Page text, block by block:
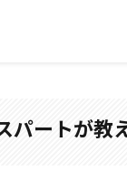
パートが教